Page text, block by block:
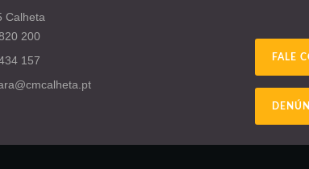
Calheta
200
157
FALE